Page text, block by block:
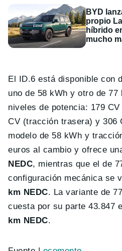
BYD
propio
híbrido
mucho
El ID.6 está disponible con
uno de 58 kWh y otro de
niveles de potencia: 179
CV (tracción trasera) y 306
modelo de 58 kWh y
euros al cambio y ofrece
NEDC, mientras que el de
configuración mecánica se
km NEDC. La variante de
cuesta por su parte 43.847
km NEDC.